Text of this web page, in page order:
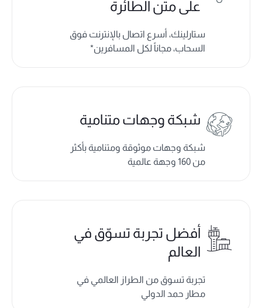
على متن الطائرة
ستارلينك، أسرع اتصال بالإنترنت فوق
السحاب، مجاناً لكل المسافرين*
شبكة وجهات متنامية
شبكة وجهات موثوقة ومتنامية بأكثر
من 160 وجهة عالمية
أفضل تجربة تسوّق في
العالم
تجربة تسوق من الطراز العالمي في
مطار حمد الدولي